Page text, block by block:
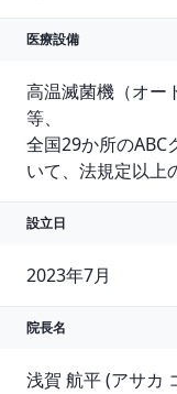
医療設備
高温滅菌機（オー
等、
全国29か所のABC
いて、法規定以上
設立日
2023年7月
院長名
浅賀 航平 (アサカ